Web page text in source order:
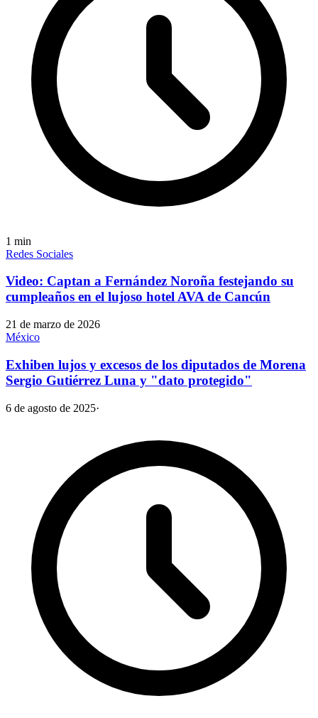
1 min
Redes Sociales
Video: Captan a Fernández Noroña festejando su
cumpleaños en el lujoso hotel AVA de Cancún
21 de marzo de 2026
México
Exhiben lujos y excesos de los diputados de Morena
Sergio Gutiérrez Luna y "dato protegido"
6 de agosto de 2025·